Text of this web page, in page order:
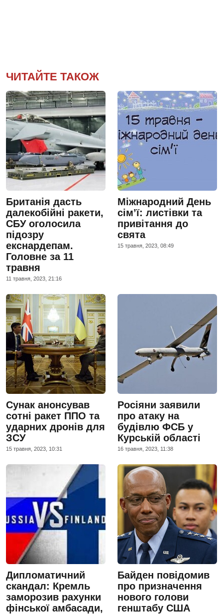
ЧИТАЙТЕ ТАКОЖ
Британія дасть
далекобійні ракети,
СБУ оголосила
підозру
екснардепам.
Головне за 11
травня
11 травня, 2023, 21:16
Міжнародний День
сім’ї: листівки та
привітання до
свята
15 травня, 2023, 08:49
Сунак анонсував
сотні ракет ППО та
ударних дронів для
ЗСУ
15 травня, 2023, 10:31
Росіяни заявили
про атаку на
будівлю ФСБ у
Курській області
16 травня, 2023, 11:38
Дипломатичний
скандал: Кремль
заморозив рахунки
фінської амбасади,
Байден повідомив
про призначення
нового голови
генштабу США